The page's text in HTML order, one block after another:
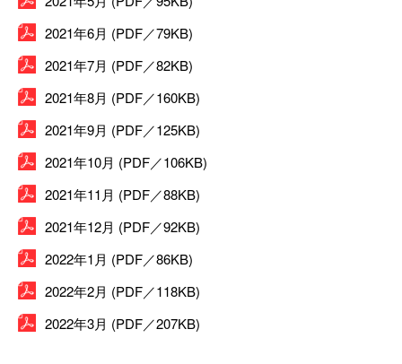
2021年6月 (PDF／79KB)
2021年7月 (PDF／82KB)
2021年8月 (PDF／160KB)
2021年9月 (PDF／125KB)
2021年10月 (PDF／106KB)
2021年11月 (PDF／88KB)
2021年12月 (PDF／92KB)
2022年1月 (PDF／86KB)
2022年2月 (PDF／118KB)
2022年3月 (PDF／207KB)